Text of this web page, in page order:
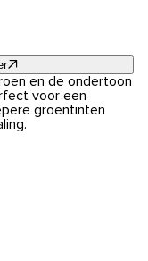
en de ondertoon
voor een
groentinten